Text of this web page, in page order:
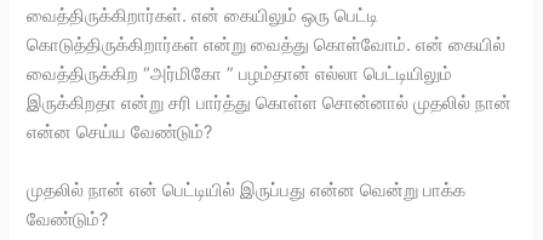
வைத்திருக்கிறார்கள். என் கையிலும் ஒரு பெட்டி
கொடுத்திருக்கிறார்கள் என்று வைத்து கொள்வோம். என் கையில்
வைத்திருக்கிற “அர்மிகோ ” பழம்தான் எல்லா பெட்டியிலும்
இருக்கிறதா என்று சரி பார்த்து கொள்ள சொன்னால் முதலில் நான்
என்ன செய்ய வேண்டும்?
முதலில் நான் என் பெட்டியில் இருப்பது என்ன வென்று பாக்க
வேண்டும்?